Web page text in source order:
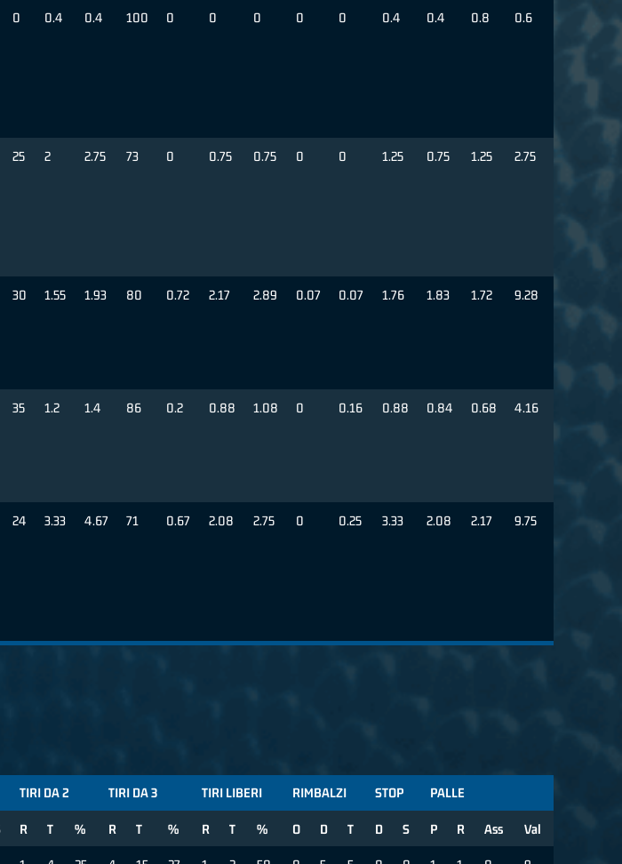
0 0.4 0.4 100 0 0 0 0 0 0.4 0.4 0.8 0.6
25 2 2.75 73 0 0.75 0.75 0 0 1.25 0.75 1.25 2.75
30 1.55 1.93 80 0.72 2.17 2.89 0.07 0.07 1.76 1.83 1.72 9.28
35 1.2 1.4 86 0.2 0.88 1.08 0 0.16 0.88 0.84 0.68 4.16
24 3.33 4.67 71 0.67 2.08 2.75 0 0.25 3.33 2.08 2.17 9.75
TIRI DA 2 TIRI DA 3 TIRI LIBERI RIMBALZI STOP PALLE
R T % R T % R T % O D T D S P R Ass Val